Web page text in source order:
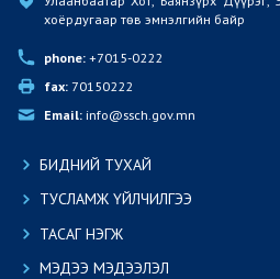
хоёрдугаар төв эмнэлгийн байр
phone: +7015-0222
fax: 70150222
Email: info@ssch.gov.mn
БИДНИЙ ТУХАЙ
ТУСЛАМЖ ҮЙЛЧИЛГЭЭ
ТАСАГ НЭГЖ
МЭДЭЭ МЭДЭЭЛЭЛ